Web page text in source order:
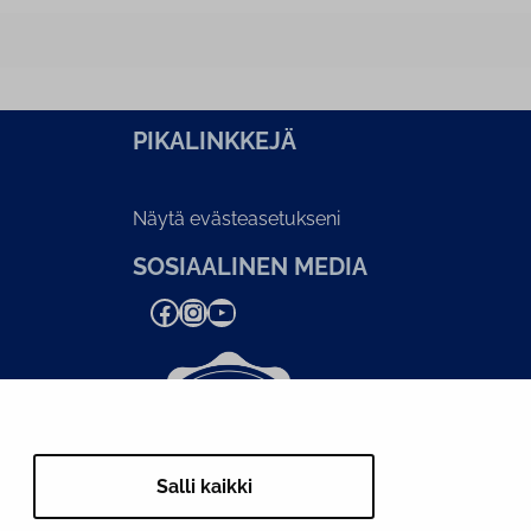
Salli kaikki
PI­KA­LINK­KE­JÄ
Näytä evästeasetukseni
SOSIAALINEN MEDIA
Facebook InstagramYouTube